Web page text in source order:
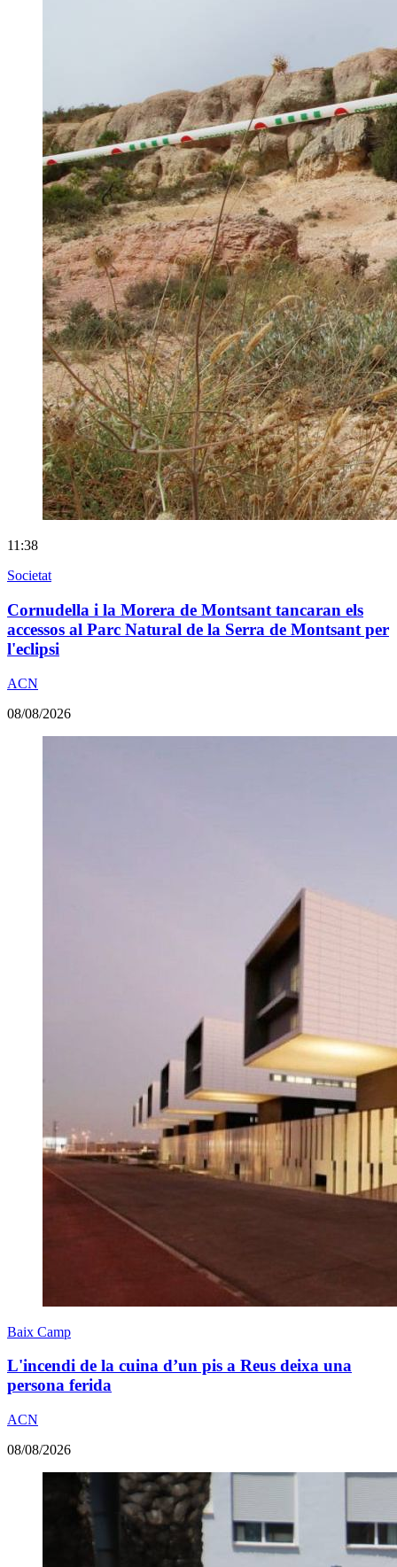
11:38
Societat
Cornudella i la Morera de Montsant tancaran els
accessos al Parc Natural de la Serra de Montsant per
l'eclipsi
ACN
08/08/2026
Baix Camp
L'incendi de la cuina d’un pis a Reus deixa una
persona ferida
ACN
08/08/2026